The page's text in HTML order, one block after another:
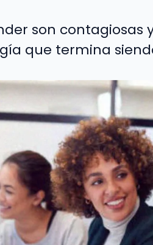
son contagiosas
que termina